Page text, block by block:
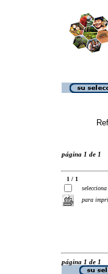
página 1 de 1
1 / 1
selecciona
para
página 1 de 1